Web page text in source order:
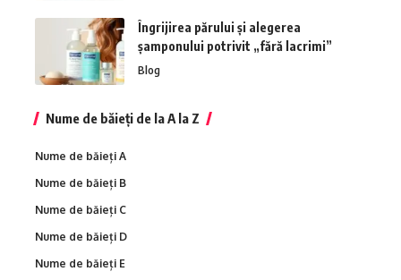
Îngrijirea părului și alegerea
șamponului potrivit „fără lacrimi”
Blog
Nume de băieți de la A la Z
Nume de băieți A
Nume de băieți B
Nume de băieți C
Nume de băieți D
Nume de băieți E